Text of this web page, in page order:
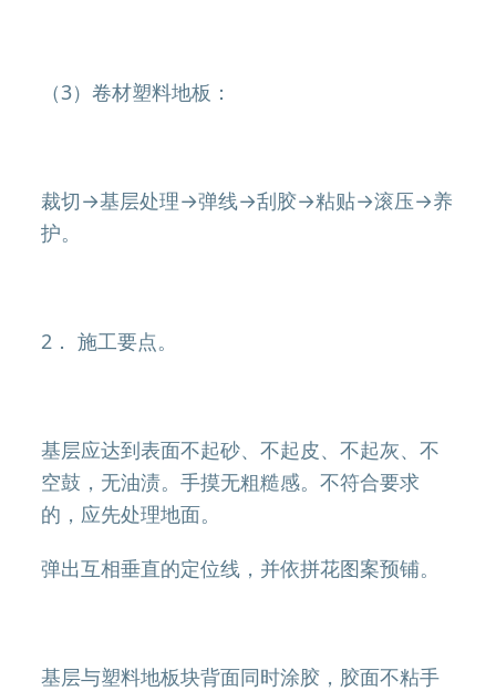
（3）卷材塑料地板：
裁切→基层处理→弹线→刮胶→粘贴→滚压→养
护。
2． 施工要点。
基层应达到表面不起砂、不起皮、不起灰、不
空鼓，无油渍。手摸无粗糙感。不符合要求
的，应先处理地面。
弹出互相垂直的定位线，并依拼花图案预铺。
基层与塑料地板块背面同时涂胶，胶面不粘手